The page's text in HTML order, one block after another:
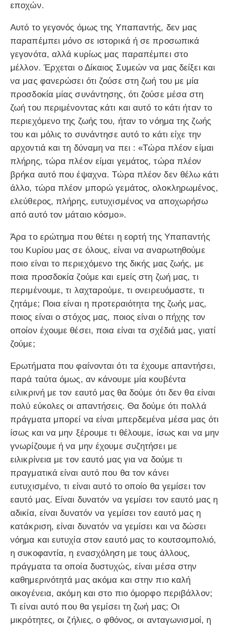
εποχών.
Αυτό το γεγονός όμως της Υπαπαντής, δεν μας
παραπέμπει μόνο σε ιστορικά ή σε προσωπικά
γεγονότα, αλλά κυρίως μας παραπέμπει στο
μέλλον. Έρχεται ο Δίκαιος Συμεών να μας δείξει και
να μας φανερώσει ότι ζούσε στη ζωή του με μία
προσδοκία μίας συνάντησης, ότι ζούσε μέσα στη
ζωή του περιμένοντας κάτι και αυτό το κάτι ήταν το
περιεχόμενο της ζωής του, ήταν το νόημα της ζωής
του και μόλις το συνάντησε αυτό το κάτι είχε την
αρχοντιά και τη δύναμη να πει : «Τώρα πλέον είμαι
πλήρης, τώρα πλέον είμαι γεμάτος, τώρα πλέον
βρήκα αυτό που έψαχνα. Τώρα πλέον δεν θέλω κάτι
άλλο, τώρα πλέον μπορώ γεμάτος, ολοκληρωμένος,
ελεύθερος, πλήρης, ευτυχισμένος να αποχωρήσω
από αυτό τον μάταιο κόσμο».
Άρα το ερώτημα που θέτει η εορτή της Υπαπαντής
του Κυρίου μας σε όλους, είναι να αναρωτηθούμε
ποιο είναι το περιεχόμενο της δικής μας ζωής, με
ποια προσδοκία ζούμε και εμείς στη ζωή μας, τι
περιμένουμε, τι λαχταρούμε, τι ονειρευόμαστε, τι
ζητάμε; Ποια είναι η προτεραιότητα της ζωής μας,
ποιος είναι ο στόχος μας, ποιος είναι ο πήχης τον
οποίον έχουμε θέσει, ποια είναι τα σχέδιά μας, γιατί
ζούμε;
Ερωτήματα που φαίνονται ότι τα έχουμε απαντήσει,
παρά ταύτα όμως, αν κάνουμε μία κουβέντα
ειλικρινή με τον εαυτό μας θα δούμε ότι δεν θα είναι
πολύ εύκολες οι απαντήσεις. Θα δούμε ότι πολλά
πράγματα μπορεί να είναι μπερδεμένα μέσα μας ότι
ίσως και να μην ξέρουμε τι θέλουμε, ίσως και να μην
γνωρίζουμε ή να μην έχουμε συζητήσει με
ειλικρίνεια με τον εαυτό μας για να δούμε τι
πραγματικά είναι αυτό που θα τον κάνει
ευτυχισμένο, τι είναι αυτό το οποίο θα γεμίσει τον
εαυτό μας. Είναι δυνατόν να γεμίσει τον εαυτό μας η
αδικία, είναι δυνατόν να γεμίσει τον εαυτό μας η
κατάκριση, είναι δυνατόν να γεμίσει και να δώσει
νόημα και ευτυχία στον εαυτό μας το κουτσομπολιό,
η συκοφαντία, η ενασχόληση με τους άλλους,
πράγματα τα οποία δυστυχώς, είναι μέσα στην
καθημερινότητά μας ακόμα και στην πιο καλή
οικογένεια, ακόμη και στο πιο όμορφο περιβάλλον;
Τι είναι αυτό που θα γεμίσει τη ζωή μας; Οι
μικρότητες, οι ζήλιες, ο φθόνος, οι ανταγωνισμοί, η